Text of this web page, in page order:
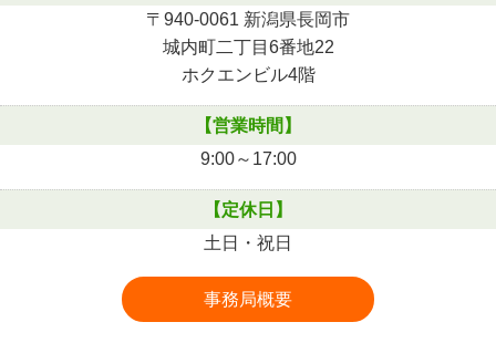
〒940-0061 新潟県長岡市
城内町二丁目6番地22
ホクエンビル4階
【営業時間】
9:00～17:00
【定休日】
土日・祝日
事務局概要